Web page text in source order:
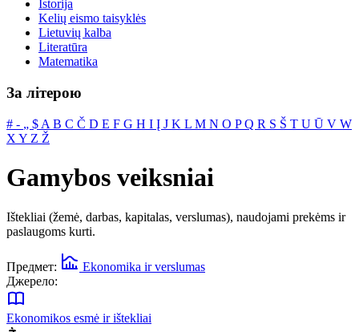
Istorija
Kelių eismo taisyklės
Lietuvių kalba
Literatūra
Matematika
За літерою
# ‐ „ $ A B C Č D E F G H I Į J K L M N O PQ R S Š T U Ū V W
X Y Z Ž
Gamybos veiksniai
Ištekliai (žemė, darbas, kapitalas, verslumas), naudojami prekėms ir
paslaugoms kurti.
Предмет:
Ekonomika ir verslumas
Джерело:
Ekonomikos esmė ir ištekliai